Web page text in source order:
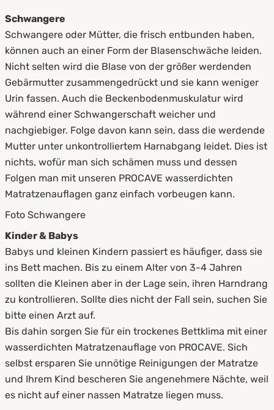
Schwangere
Schwangere oder Mütter, die frisch entbunden haben,
können auch an einer Form der Blasenschwäche leiden.
Nicht selten wird die Blase von der größer werdenden
Gebärmutter zusammengedrückt und sie kann weniger
Urin fassen. Auch die Beckenbodenmuskulatur wird
während einer Schwangerschaft weicher und
nachgiebiger. Folge davon kann sein, dass die werdende
Mutter unter unkontrolliertem Harnabgang leidet. Dies ist
nichts, wofür man sich schämen muss und dessen
Folgen man mit unseren PROCAVE wasserdichten
Matratzenauflagen ganz einfach vorbeugen kann.
Foto Schwangere
Kinder & Babys
Babys und kleinen Kindern passiert es häufiger, dass sie
ins Bett machen. Bis zu einem Alter von 3-4 Jahren
sollten die Kleinen aber in der Lage sein, ihren Harndrang
zu kontrollieren. Sollte dies nicht der Fall sein, suchen Sie
bitte einen Arzt auf.
Bis dahin sorgen Sie für ein trockenes Bettklima mit einer
wasserdichten Matratzenauflage von PROCAVE. Sich
selbst ersparen Sie unnötige Reinigungen der Matratze
und Ihrem Kind bescheren Sie angenehmere Nächte, weil
es nicht auf einer nassen Matratze liegen muss.